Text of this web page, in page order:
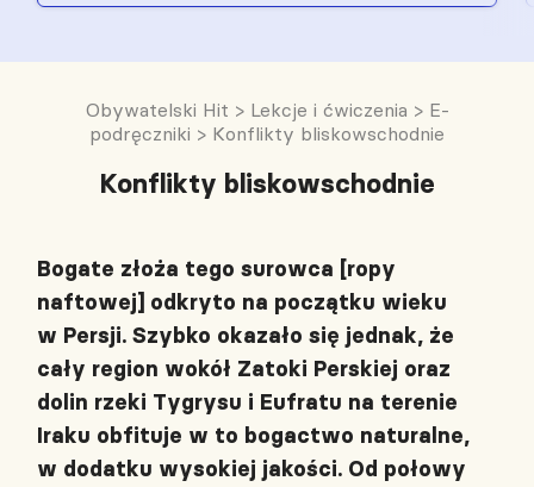
Obywatelski Hit > Lekcje i ćwiczenia > E-
podręczniki > Konflikty bliskowschodnie
Konflikty bliskowschodnie
Bogate złoża tego surowca [ropy
naftowej] odkryto na początku wieku
w Persji. Szybko okazało się jednak, że
cały region wokół Zatoki Perskiej oraz
dolin rzeki Tygrysu i Eufratu na terenie
Iraku obfituje w to bogactwo naturalne,
w dodatku wysokiej jakości. Od połowy